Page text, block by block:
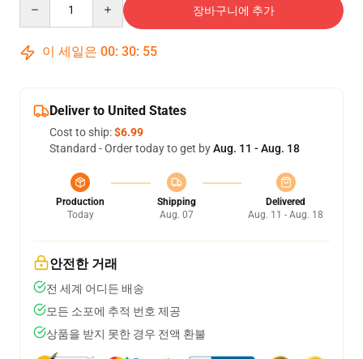
장바구니에 추가
이 세일은 00: 30: 54
Deliver to United States
Cost to ship:$6.99
Standard - Order today to get byAug. 11 - Aug. 18
Production
Today
Shipping
Aug. 07
Delivered
Aug. 11 - Aug. 18
안전한 거래
전 세계 어디든 배송
모든 소포에 추적 번호 제공
상품을 받지 못한 경우 전액 환불